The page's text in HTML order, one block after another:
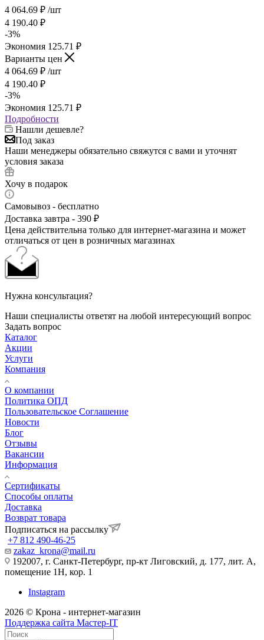
4 064.69 ₽ /шт
4 190.40 ₽
-3%
Экономия 125.71 ₽
Варианты цен
4 064.69 ₽ /шт
4 190.40 ₽
-3%
Экономия 125.71 ₽
Подробности
Нашли дешевле?
Под заказ
Наши менеджеры обязательно свяжутся с вами и уточнят
условия заказа
Хочу в подарок
Самовывоз - бесплатно
Доставка завтра - 390 ₽
Цена действительна только для интернет-магазина и может
отличаться от цен в розничных магазинах
Нужна консультация?
Наши специалисты ответят на любой интересующий вопрос
Задать вопрос
Каталог
Акции
Услуги
Компания
О компании
Политика ОПД
Пользовательское Соглашение
Новости
Блог
Отзывы
Вакансии
Информация
Сертификаты
Способы оплаты
Доставка
Возврат товара
Подписаться на рассылку
+7 812 490-46-25
zakaz_krona@mail.ru
192007, г. Санкт-Петербург, пр-кт Лиговский, д. 177, лит. А,
помещение 1Н, кор. 1
Instagram
2026 © Крона - интернет-магазин
Поддержка сайта Мастер-IT